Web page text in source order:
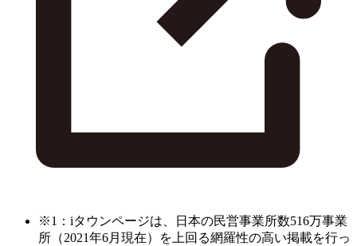
※1：iタウンページは、日本の民営事業所数516万事業
所（2021年6月現在）を上回る網羅性の高い掲載を行っ